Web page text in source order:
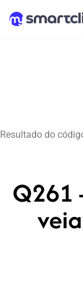
Resultado do
Q261